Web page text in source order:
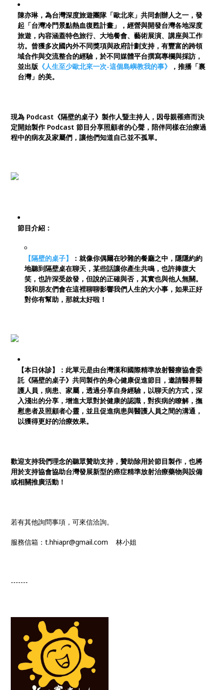
陳亦琳，為台灣深度旅遊團隊「歐北來」共同創辦人之一，發
起「台灣冷門景點熱血復甦計畫」，經營與開發台灣各地深度
旅遊，內容涵蓋特色旅行、大地餐會、藝術展演、講座與工作
坊。曾獲多次國內外不同獎項與政府計劃支持，有豐富的跨領
域合作與交流整合的經驗，於不同媒體平台撰寫專欄與採訪，
並出版 《人生至少歐北來一次-這個島嶼教我的事》
，推播「裏
台灣」的美。
現為 Podcast《隔壁的桌子》製作人暨主持人，因母親罹癌而決
定開始製作 Podcast 節目分享照顧者的心聲，陪伴同樣在治療過
程中的病友及家屬們，讓他們知道自己並不孤單。
節目介紹：
【隔壁的桌子】
：就像你偶爾在吵雜的餐廳之中，隱隱約約
地聽到隔壁桌在聊天，某些話讓你產生共鳴，也許捧腹大
笑，也許深受啟發，但說的正確與否，其實也與他人無關。
我和朋友們會在這裡聊聊影響我們人生的大小事，如果正好
對你有幫助，那就太好啦！
【本日休診】：此單元是由台灣漢和國際精準放射醫療協會委
託《隔壁的桌子》共同製作的身心健康促進節目，邀請醫界醫
護人員，病患、家屬，透過分享自身經驗，以聊天的方式，深
入淺出的分享，增進大眾對於健康的認識，對疾病的瞭解，撫
慰患者及照顧者心靈，並且促進病患與醫護人員之間的溝通，
以獲得更好的治療效果。
歡迎支持我們理念的聽眾贊助支持，贊助除用於節目製作，也將
用於支持協會協助台灣發展新型的癌症精準放射治療藥物與設備
或相關推廣活動！
若有其他詢問事項，可來信洽詢。
服務信箱：t.hhiapr@gmail.com 林小姐
-------